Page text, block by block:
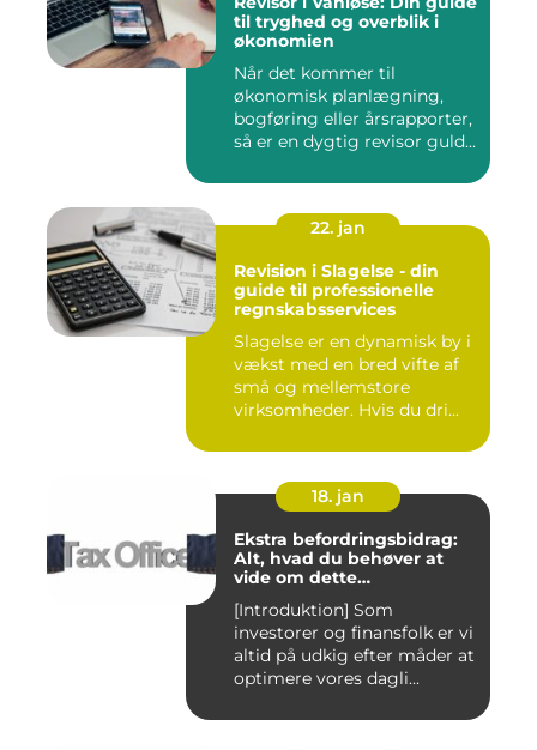
til tryghed og overblik i
økonomien
Når det kommer til
økonomisk planlægning,
bogføring eller årsrapporter,
så er en dygtig revisor guld...
22. jan
Revision i Slagelse - din
guide til professionelle
regnskabsservices
Slagelse er en dynamisk by i
vækst med en bred vifte af
små og mellemstore
virksomheder. Hvis du dri...
18. jan
Ekstra befordringsbidrag:
Alt, hvad du behøver at
vide om dette
investorer og finansfolk
[Introduktion] Som
investorer og finansfolk er vi
altid på udkig efter måder at
optimere vores dagli...